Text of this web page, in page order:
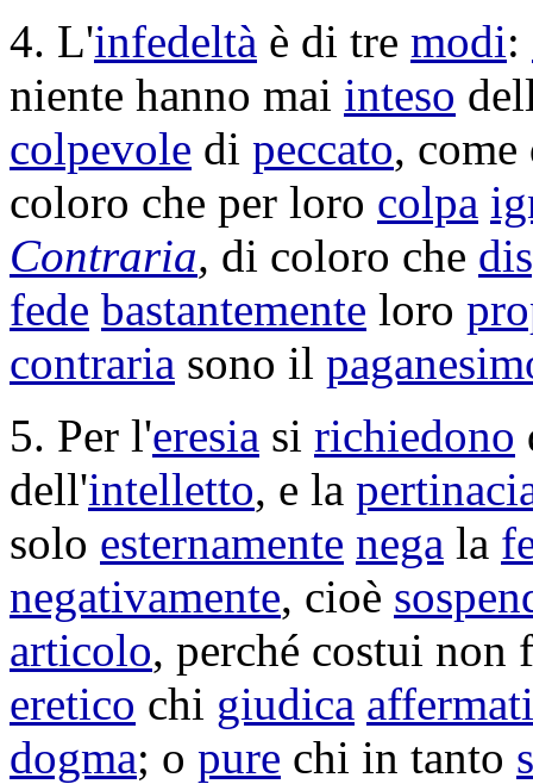
4. L'infedeltà è di tre modi:
niente hanno mai inteso
colpevole di peccato,
coloro che per loro colpa
Contraria, di coloro che
fede bastantemente loro
contraria sono il
5. Per l'eresia si richiedono
dell'intelletto, e la
solo esternamente nega la
negativamente, cioè
articolo, perché costui non
eretico chi giudica
dogma; o pure chi in tanto